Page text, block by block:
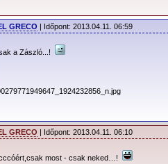
GRECO | Időpont: 2013.04.11. 06:59
a Zászló...!
GRECO | Időpont: 2013.04.11. 06:10
most - csak neked…!